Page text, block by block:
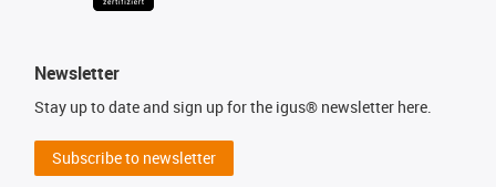
Newsletter
Stay up to date and sign up for the igus® newsletter here.
Subscribe to newsletter